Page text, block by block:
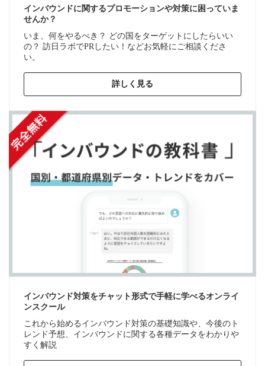
インバウンドに関するプロモーションや対策に困っていま
せんか？
いま、何をやるべき？ どの国をターゲットにしたらいい
の？ 訪日ラボでPRしたい！などお気軽にご相談くださ
い。
詳しく見る
インバウンド対策をチャット形式で手軽に学べるオンライ
ンスクール
これから始めるインバウンド対策の基礎知識や、今後のト
レンド予想、インバウンドに関する各種データをわかりや
すく解説